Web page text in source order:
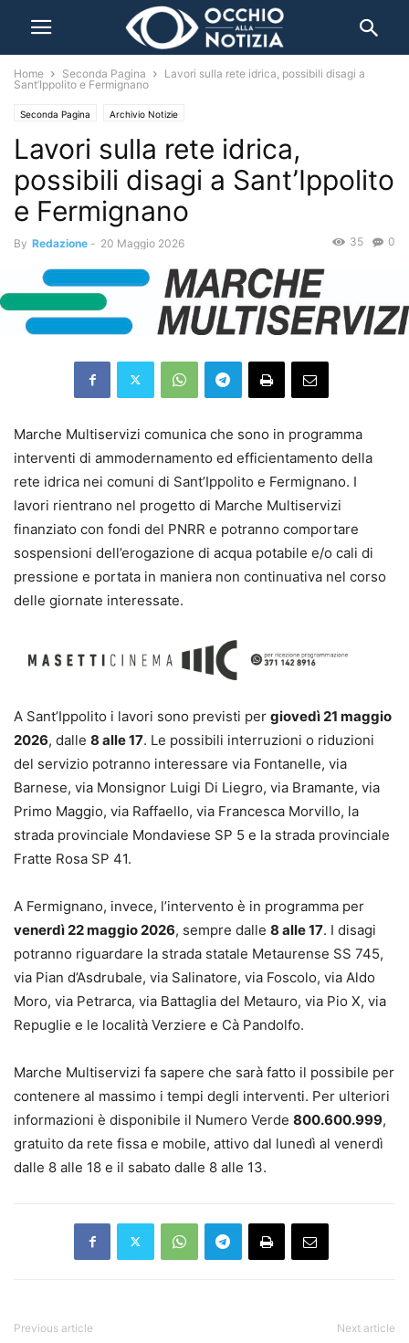
Home Seconda Pagina
Lavori sulla rete idrica, possibili disagi a
Sant’Ippolito e Fermignano
Seconda Pagina Archivio Notizie
Lavori sulla rete idrica,
possibili disagi a Sant’Ippolito
e Fermignano
By Redazione - 20 Maggio 2026 0
35
Marche Multiservizi comunica che sono in programma
interventi di ammodernamento ed efficientamento della
rete idrica nei comuni di Sant’Ippolito e Fermignano. I
lavori rientrano nel progetto di Marche Multiservizi
finanziato con fondi del PNRR e potranno comportare
sospensioni dell’erogazione di acqua potabile e/o cali di
pressione e portata in maniera non continuativa nel corso
delle giornate interessate.
A Sant’Ippolito i lavori sono previsti per giovedì 21 maggio
2026, dalle 8 alle 17. Le possibili interruzioni o riduzioni
del servizio potranno interessare via Fontanelle, via
Barnese, via Monsignor Luigi Di Liegro, via Bramante, via
Primo Maggio, via Raffaello, via Francesca Morvillo, la
strada provinciale Mondaviese SP 5 e la strada provinciale
Fratte Rosa SP 41.
A Fermignano, invece, l’intervento è in programma per
venerdì 22 maggio 2026, sempre dalle 8 alle 17. I disagi
potranno riguardare la strada statale Metaurense SS 745,
via Pian d’Asdrubale, via Salinatore, via Foscolo, via Aldo
Moro, via Petrarca, via Battaglia del Metauro, via Pio X, via
Repuglie e le località Verziere e Cà Pandolfo.
Marche Multiservizi fa sapere che sarà fatto il possibile per
contenere al massimo i tempi degli interventi. Per ulteriori
informazioni è disponibile il Numero Verde 800.600.999,
gratuito da rete fissa e mobile, attivo dal lunedì al venerdì
dalle 8 alle 18 e il sabato dalle 8 alle 13.
Previous article Next article